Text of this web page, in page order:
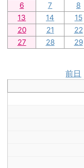
6
7 8
13
14 15
20
21 22
27
28 29
前日